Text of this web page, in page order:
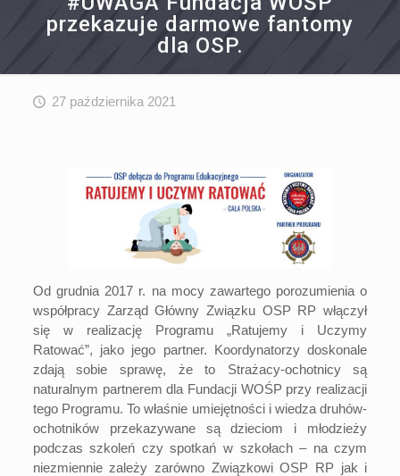
przekazuje darmowe fantomy
dla OSP.
27 października 2021
Od grudnia 2017 r. na mocy zawartego porozumienia o
współpracy Zarząd Główny Związku OSP RP włączył
się w realizację Programu „Ratujemy i Uczymy
Ratować”, jako jego partner. Koordynatorzy doskonale
zdają sobie sprawę, że to Strażacy-ochotnicy są
naturalnym partnerem dla Fundacji WOŚP przy realizacji
tego Programu. To właśnie umiejętności i wiedza druhów-
ochotników przekazywane są dzieciom i młodzieży
podczas szkoleń czy spotkań w szkołach – na czym
niezmiennie zależy zarówno Związkowi OSP RP jak i